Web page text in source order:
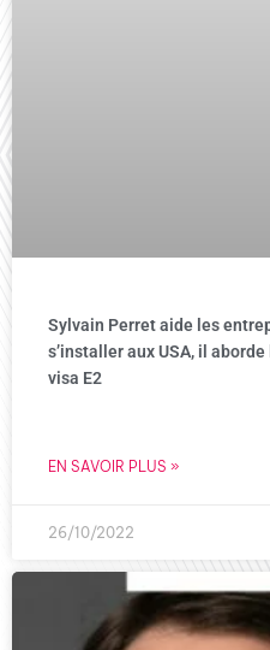
Sylvain Perret aide les
s’installer aux USA, il
visa E2
EN SAVOIR PLUS »
26/10/2022